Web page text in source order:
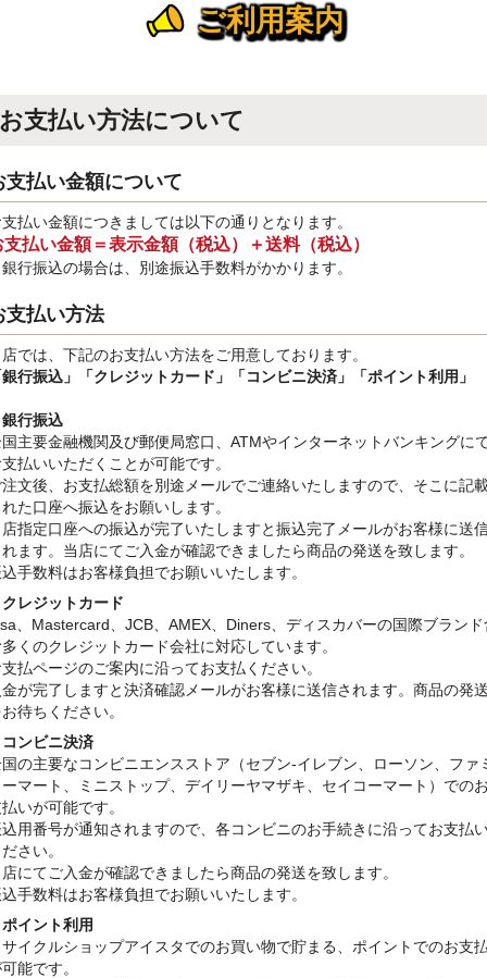
ご利用案内
お支払い方法について
支払い金額について
払い金額につきましては以下の通りとなります。
支払い金額＝表示金額（税込）＋送料（税込）
行振込の場合は、別途振込手数料がかかります。
支払い方法
では、下記のお支払い方法をご用意しております。
行振込」
「クレジットカード」「コンビニ決済」「ポイント利用」
行振込
主要金融機関及び郵便局窓口、ATMやインターネットバンキングに
払いいただくことが可能です。
文後、お支払総額を別途メールでご連絡いたしますので、そこに記
た口座へ振込をお願いします。
指定口座への振込が完了いたしますと振込完了メールがお客様に送
ます。当店にてご入金が確認できましたら商品の発送を致します。
手数料はお客様負担でお願いいたします。
レジットカード
、Mastercard、JCB、AMEX、Diners、ディスカバーの国際ブランド
くのクレジットカード会社に対応しています。
払ページのご案内に沿ってお支払ください。
が完了しますと決済確認メールがお客様に送信されます。商品の発
待ちください。
ンビニ決済
の主要なコンビニエンスストア（セブン-イレブン、ローソン、ファ
マート、ミニストップ、デイリーヤマザキ、セイコーマート）での
いが可能です。
用番号が通知されますので、各コンビニのお手続きに沿ってお支払
さい。
にてご入金が確認できましたら商品の発送を致します。
手数料はお客様負担でお願いいたします。
イント利用
イクルショップアイスタでのお買い物で貯まる、ポイントでのお支
能です。